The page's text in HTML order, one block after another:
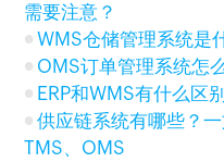
需要注意？
WMS仓储管理系统是
OMS订单管理系统怎
ERP和WMS有什么区
供应链系统有哪些？一
TMS、OMS